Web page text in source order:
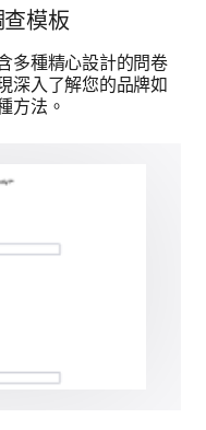
產品嗎？
的產品/服務的使
模板
多種精心設計的問卷
深入了解您的品牌如
方法。